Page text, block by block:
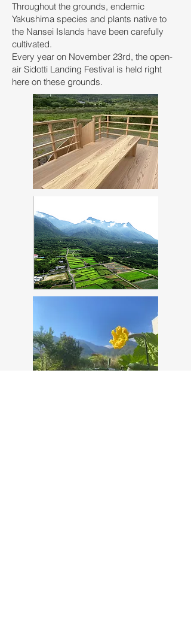
Throughout the grounds, endemic
Yakushima species and plants native to
the Nansei Islands have been carefully
cultivated.
Every year on November 23rd, the open-
air Sidotti Landing Festival is held right
here on these grounds.